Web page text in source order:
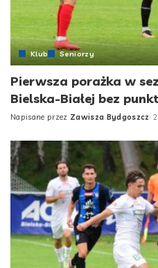
Klub Seniorzy
Pierwsza porażka w
Bielska-Białej bez
Posted
Napisane przez Zawisza Bydgoszcz